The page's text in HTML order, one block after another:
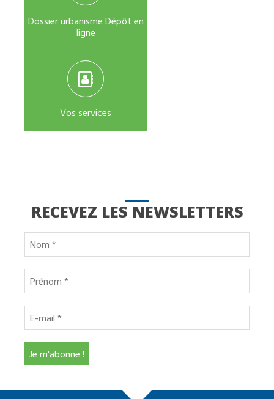
Dossier urbanisme Dépôt en
ligne
Vos services
RECEVEZ LES NEWSLETTERS